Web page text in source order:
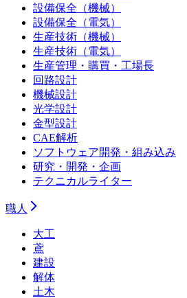
設備保全（機械）
設備保全（電気）
生産技術（機械）
生産技術（電気）
生産管理・購買・工場長
回路設計
機械設計
光学設計
金型設計
CAE解析
ソフトウェア開発・組み込み
研究・開発・企画
テクニカルライター
職人
大工
鳶
建設
解体
土木